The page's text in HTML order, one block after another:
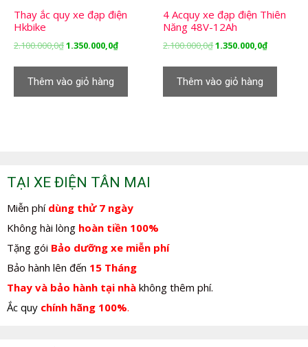
Thay ắc quy xe đạp điện
Hkbike
2.100.000,0₫Giá
2.100.000,0₫.
1.350.000,0₫Giá
1.350.000,0₫.
Thêm vào giỏ hàng
4 Acquy xe đạp điện Thiên
Năng 48V-12Ah
2.100.000,0₫Giá
2.100.000,0₫.
1.350.000,0₫Giá
Thêm vào giỏ hàng
TẠI XE ĐIỆN TÂN MAI
Miễn phí dùng thử 7 ngày
Không hài lòng hoàn tiền 100%
Tặng gói Bảo dưỡng xe miễn phí
Bảo hành lên đến 15 Tháng
Thay và bảo hành tại nhà không thêm phí.
Ắc quy chính hãng 100%.